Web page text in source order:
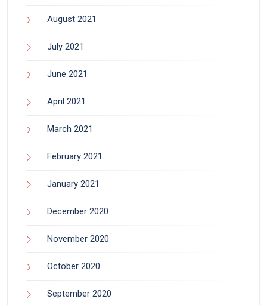
August 2021
July 2021
June 2021
April 2021
March 2021
February 2021
January 2021
December 2020
November 2020
October 2020
September 2020